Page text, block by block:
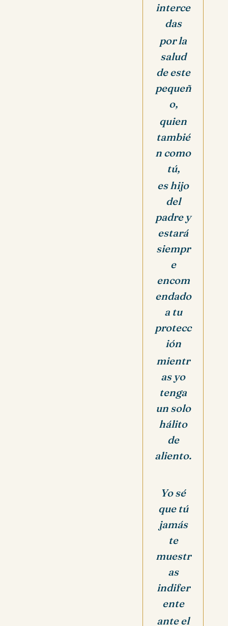
interce
das
por la
salud
de este
pequeñ
o,
quien
tambié
n como
tú,
es hijo
del
padre y
estará
siempr
e
encom
endado
a tu
protecc
ión
mientr
as yo
tenga
un solo
hálito
de
aliento.
Yo sé
que tú
jamás
te
muestr
as
indifer
ente
ante el